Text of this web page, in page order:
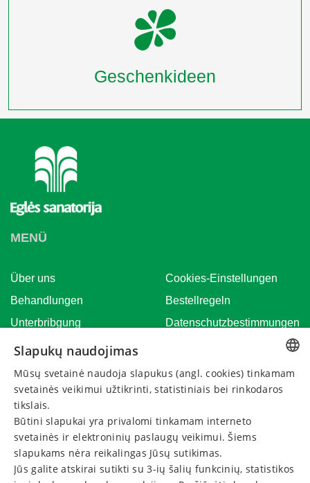
Geschenkideen
MENÜ
Über uns
Behandlungen
Unterbribgung
Veranstaltungskalender
Veranstaltungen
Cookies-Einstellungen
Bestellregeln
Datenschutzbestimmungen
Atšaukti rezervaciją
KONTAKTIEREN SIE BITTE
Rufen Sie an:
LITHUANIAN
ENGLISH
Slapukų naudojimas
Mūsų svetainė naudoja slapukus (angl. cookies) tinkamam
svetainės veikimui užtikrinti, statistiniais bei rinkodaros
tikslais.
Būtini slapukai yra privalomi tinkamam interneto
svetainės ir elektroninių paslaugų veikimui. Šiems
slapukams nėra reikalingas Jūsų sutikimas.
Jūs galite atskirai sutikti su 3-ių šalių funkcinių, statistikos